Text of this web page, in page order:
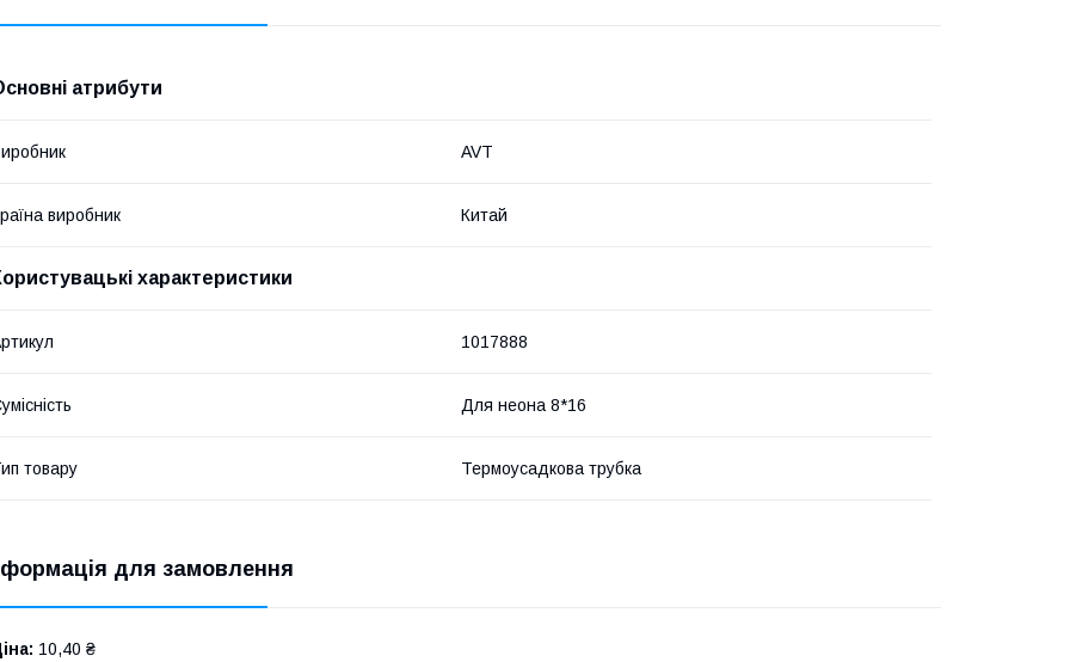
атрибути
AVT
виробник Китай
характеристики
1017888
Для неона 8*16
товару Термоусадкова трубка
для замовлення
10,40 ₴